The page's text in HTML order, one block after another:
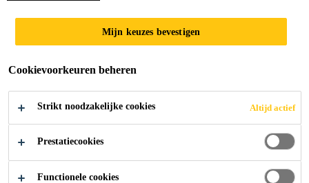
Mijn keuzes bevestigen
Cookievoorkeuren beheren
Strikt noodzakelijke cookies Altijd actief
Prestatiecookies
Functionele cookies